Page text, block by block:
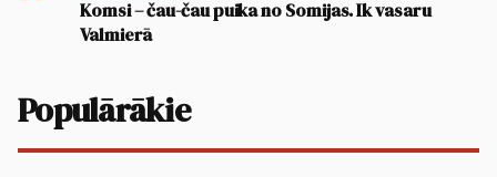
Komsi – čau-čau puika no Somijas. Ik vasaru
Valmierā
Populārākie